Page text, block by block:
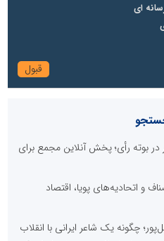
ای
مالی سال ۱۴۰۴ کالبر در بوته رأی؛ پخش آنلاین مجمع برای
و اتحادیه‌های پویا، اقتصاد
چگونه یک شاعر ایرانی با انقلاب